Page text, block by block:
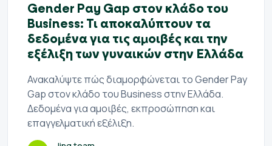
Gender Pay Gap στον κλάδο του
Business: Τι αποκαλύπτουν τα
δεδομένα για τις αμοιβές και την
εξέλιξη των γυναικών στην Ελλάδα
Ανακαλύψτε πώς διαμορφώνεται το Gender Pay
Gap στον κλάδο του Business στην Ελλάδα.
Δεδομένα για αμοιβές, εκπροσώπηση και
επαγγελματική εξέλιξη.